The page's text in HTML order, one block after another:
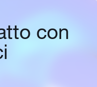
con